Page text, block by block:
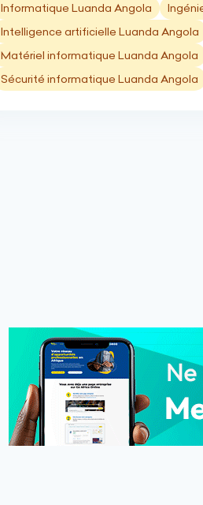
Informatique Luanda Angola
Intelligence artificielle Luanda Angola
Matériel informatique Luanda Angola
Sécurité informatique Luanda Angola